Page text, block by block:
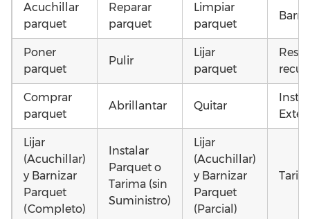
Acuchillar
parquet
Reparar
parquet
Limpiar
parquet
Poner
parquet
Pulir
Lijar
parquet
Comprar
parquet
Abrillantar Quitar
Lijar
(Acuchillar)
y Barnizar
Parquet
(Completo)
Instalar
Parquet o
Tarima (sin
Suministro)
Lijar
(Acuchillar)
y Barnizar
Parquet
(Parcial)